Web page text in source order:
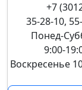
+7
35-28-10,
Понед-
9:00-
Воскресенье